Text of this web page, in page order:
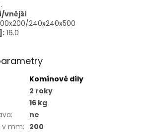
vnější
240x240x500
16.0
Komínové díly
2 roky
16 kg
:
ne
v mm: 200